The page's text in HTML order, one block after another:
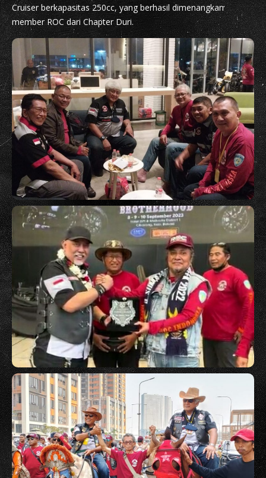
Cruiser berkapasitas 250cc, yang berhasil dimenangkan
member ROC dari Chapter Duri.